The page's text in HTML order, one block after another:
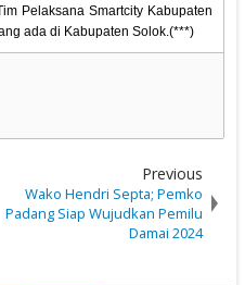
Pelaksana Smartcity Kabupaten
ada di Kabupaten Solok.(***)
Previous
Wako Hendri Septa; Pemko
Padang Siap Wujudkan Pemilu
Damai 2024